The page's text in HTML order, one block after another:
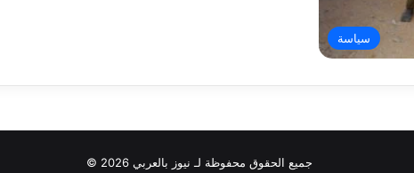
سياسة
جميع الحقوق محفوظة لـ نيوز بالعربي 2026 ©